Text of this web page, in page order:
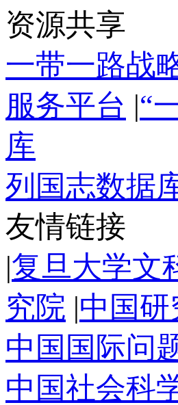
资源共享
一带一路战
服务平台 |“
库
列国志数据
友情链接
|复旦大学文
究院 |中国研
中国国际问
中国社会科